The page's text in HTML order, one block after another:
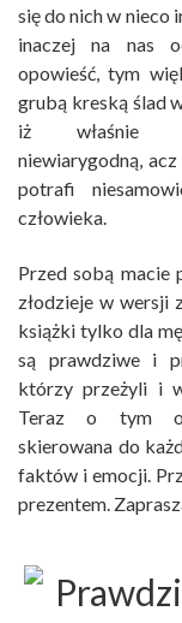
się do nich w nieco
inaczej na nas
opowieść, tym
grubą kreską ślad
iż właśnie
niewiarygodną,
potrafi
człowieka.
Przed sobą macie
złodzieje w wersji
książki tylko dla
są prawdziwe i
którzy przeżyli i
Teraz o tym
skierowana do
faktów i emocji.
prezentem.